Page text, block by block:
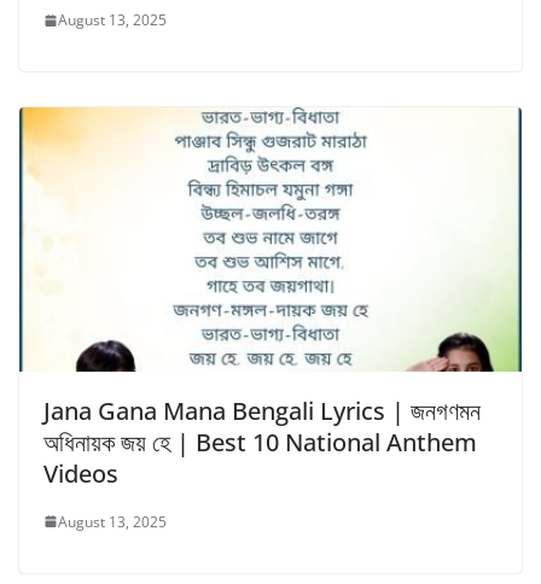
August 13, 2025
Jana Gana Mana Bengali Lyrics | জনগণমন
অধিনায়ক জয় হে | Best 10 National Anthem
Videos
August 13, 2025